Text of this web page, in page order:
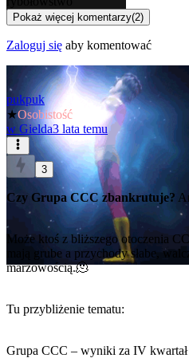
Pokaż więcej komentarzy(2)
Zaloguj się aby komentować
pukpuk
★Osobistość
w Gielda3 lata temu
3
Czy Grupa CCC zbankrutuje?
Może ktoś z bliższego otoczenia
mają grube a przychody słabe,
marżowością.🫠
Tu przybliżenie tematu:
Grupa CCC – wyniki za IV